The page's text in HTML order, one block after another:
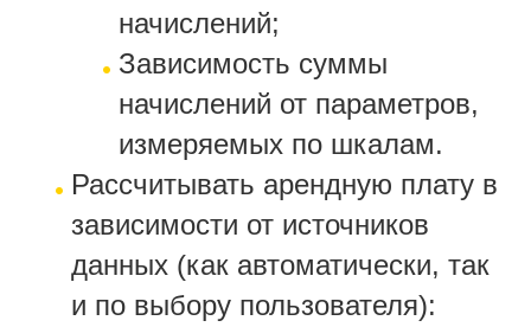
начислений;
Зависимость суммы
начислений от параметров,
измеряемых по шкалам.
Рассчитывать арендную плату в
зависимости от источников
данных (как автоматически, так
и по выбору пользователя):